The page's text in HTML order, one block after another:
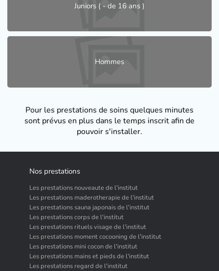
Juniors ( - de 16 ans )
Hommes
Pour les prestations de soins quelques minutes
sont prévus en plus dans le temps inscrit afin de
pouvoir s'installer.
Nos prestations
Les prestations nouveaute de l'institut
Les prestations maderotherapie de l'institut
Les prestations sauna japonais de l'institut
Les prestations corps de l'institut
Les prestations rituels visage de l'institut
Les prestations moment cocooning de l'institut
Les prestations mini cocon de l'institut
Les prestations mains et pieds de l'institut
Les prestations regard de l'institut